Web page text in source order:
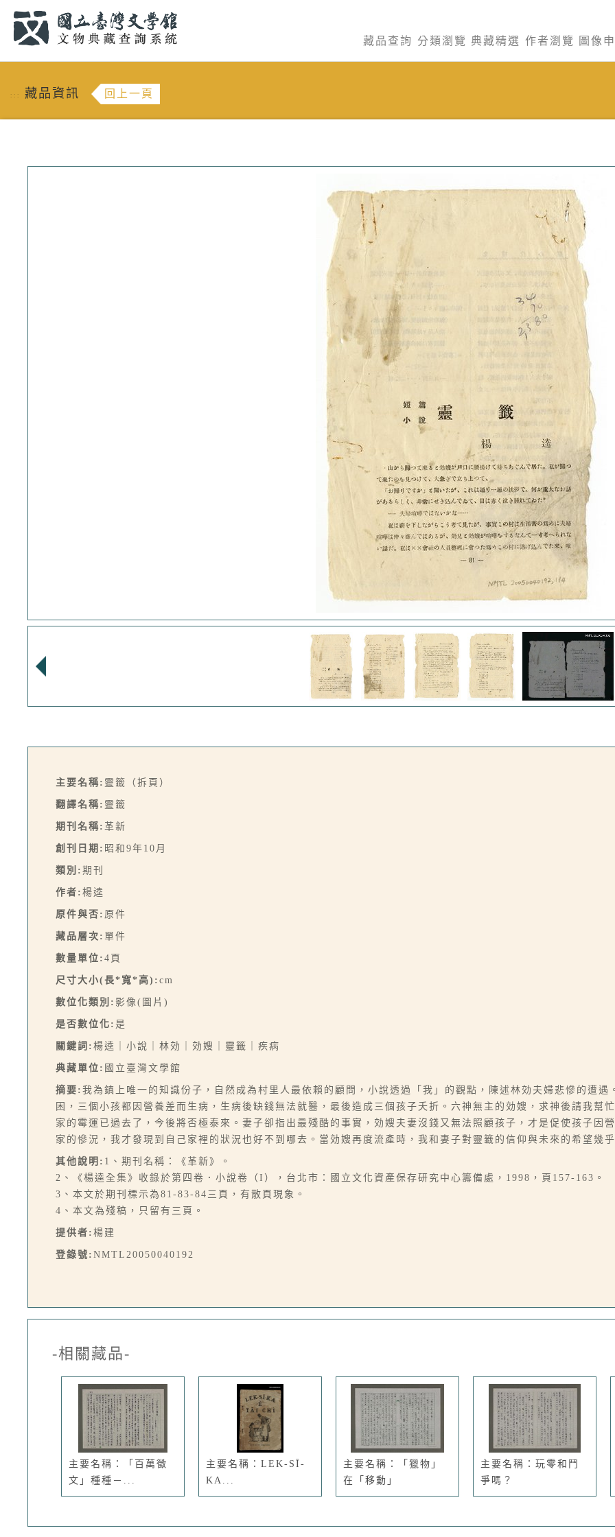
藏品查詢 分類瀏覽 典藏精選 作者瀏覽 圖像
::: 藏品資訊 回上一頁
主要名稱: 靈籤（拆頁）
翻譯名稱: 靈籤
期刊名稱: 革新
創刊日期: 昭和9年10月
類別: 期刊
作者: 楊逵
原件與否: 原件
藏品層次: 單件
數量單位: 4頁
尺寸大小(長*寬*高): cm
數位化類別: 影像(圖片)
是否數位化: 是
關鍵詞: 楊逵｜小說｜林効｜効嫂｜靈籤｜疾病
典藏單位: 國立臺灣文學館
摘要: 我為鎮上唯一的知識份子，自然成為村里人最依賴的顧問，小說透過「我」的觀點，陳述林効夫婦悲慘的遭遇
困，三個小孩都因營養差而生病，生病後缺錢無法就醫，最後造成三個孩子夭折。六神無主的効嫂，求神後請我幫
家的霉運已過去了，今後將否極泰來。妻子卻指出最殘酷的事實，効嫂夫妻沒錢又無法照顧孩子，才是促使孩子因
家的慘況，我才發現到自己家裡的狀況也好不到哪去。當効嫂再度流產時，我和妻子對靈籤的信仰與未來的希望幾
其他說明: 1、期刊名稱：《革新》。
2、《楊逵全集》收錄於第四卷．小說卷（I），台北市：國立文化資產保存研究中心籌備處，1998，頁157-163。
3、本文於期刊標示為81-83-84三頁，有散頁現象。
4、本文為殘稿，只留有三頁。
提供者: 楊建
登錄號: NMTL20050040192
-相關藏品-
主要名稱：「百萬徵
文」種種－...
主要名稱：LEK-SĪ-
KA...
主要名稱：「獵物」
在「移動」
主要名稱：玩零和鬥
爭嗎？